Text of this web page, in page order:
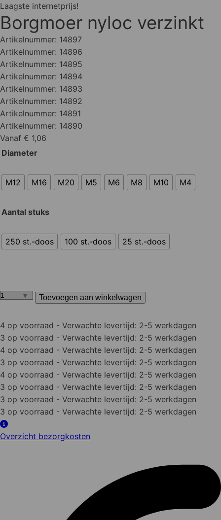
Laagste internetprijs!
Borgmoer nyloc verzinkt
Artikelnummer: 14897
Artikelnummer: 14896
Artikelnummer: 14895
Artikelnummer: 14894
Artikelnummer: 14893
Artikelnummer: 14892
Artikelnummer: 14891
Artikelnummer: 14890
Vanaf € 1,06
Diameter
M12 M16 M20 M5 M6 M8 M10 M4
Aantal stuks
250 st.-doos 100 st.-doos 25 st.-doos
Borgmoer
verzinkt
aantal
Toevoegen aan winkelwagen
4 op voorraad - Verwachte levertijd: 2-5 werkdagen
3 op voorraad - Verwachte levertijd: 2-5 werkdagen
4 op voorraad - Verwachte levertijd: 2-5 werkdagen
3 op voorraad - Verwachte levertijd: 2-5 werkdagen
4 op voorraad - Verwachte levertijd: 2-5 werkdagen
3 op voorraad - Verwachte levertijd: 2-5 werkdagen
3 op voorraad - Verwachte levertijd: 2-5 werkdagen
3 op voorraad - Verwachte levertijd: 2-5 werkdagen
Overzicht bezorgkosten